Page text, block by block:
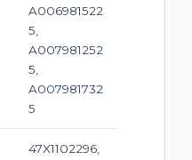
A006981522
5,
A007981252
5,
A007981732
5
47X1102296,